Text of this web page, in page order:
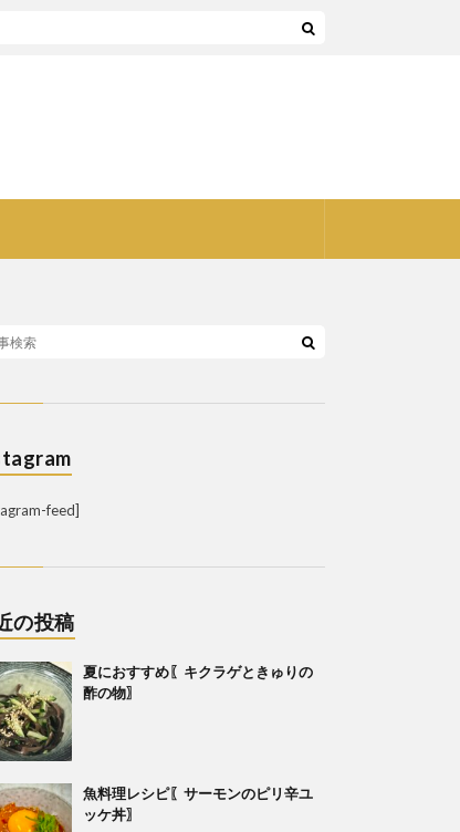
feed]
の投稿
夏におすすめ〖キクラゲときゅりの
酢の物〗
魚料理レシピ〖サーモンのピリ辛ユ
ッケ丼〗